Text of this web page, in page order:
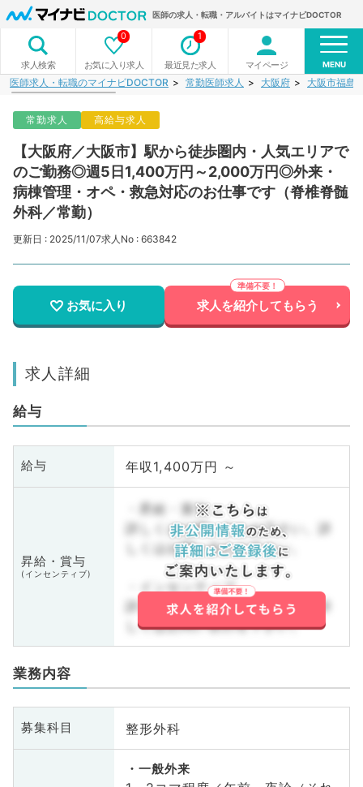
医師の求人・転職・アルバイトはマイナビDOCTOR
求人検索 お気に入り求人
0
最近見た求人
1
マイページ MENU
医師求人・転職のマイナビDOCTOR 常勤医師求人 大阪府 大阪市福島
常勤求人 高給与求人
【大阪府／大阪市】駅から徒歩圏内・人気エリアで
のご勤務◎週5日1,400万円～2,000万円◎外来・
病棟管理・オペ・救急対応のお仕事です（脊椎脊髄
外科／常勤）
更新日 : 2025/11/07求人No : 663842
お気に入り 求人を紹介してもらう
求人詳細
給与
給与 年収1,400万円 ～
昇給・賞与
(インセンティブ)
・昇給・賞与
詳しくはお問い合わせ下さい。詳
しくはお問い合わせ下さい。
・インセンティブ
詳しくはお問い合わせ下さい。詳
しくはお問い合わせ下さい。
業務内容
募集科目 整形外科
一般外来